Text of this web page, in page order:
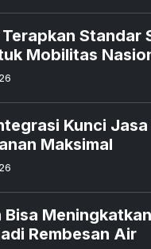
Standar
Mobilitas
Kunci Jasa
Maksimal
Bisa
Rembesan Air